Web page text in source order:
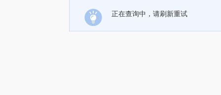
正在查询中，请刷新重试